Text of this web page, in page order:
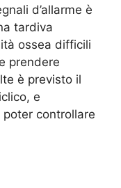
d’allarme è
tardiva
ossea difficili
prendere
è previsto il
e
poter controllare